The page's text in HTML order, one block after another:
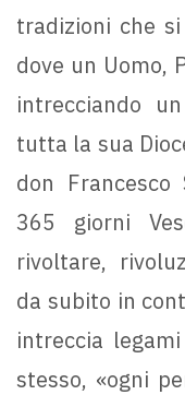
tradizioni che
dove un Uomo,
intrecciando
tutta la sua
don
365 giorni
rivoltare,
da subito in
intreccia
stesso, «ogni